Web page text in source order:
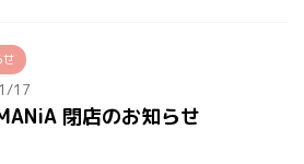
せ
17
閉店のお知らせ